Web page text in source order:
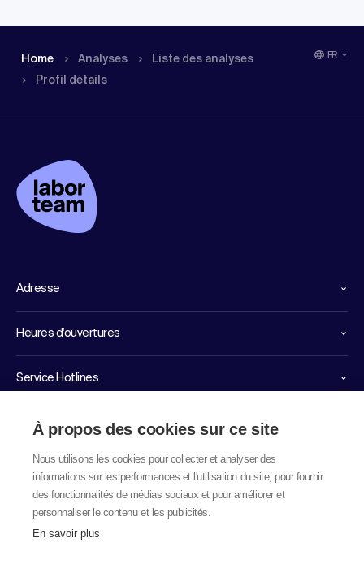
Home Analyses
Liste des analyses
Profil détails
FR
Adresse
Heures d'ouvertures
Service Hotlines
Liens importants
À propos des cookies sur ce site
Nous utilisons les cookies pour collecter et analyser des
informations sur les performances et l'utilisation du site, pour fournir
des fonctionnalités de médias sociaux et pour améliorer et
personnaliser le contenu et les publicités.
En savoir plus